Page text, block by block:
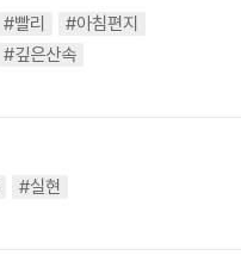
#빨리
#아침편지
#깊은산속
#실현